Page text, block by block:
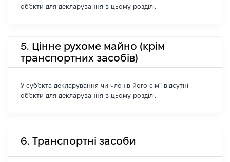
об'єкти для декларування в цьому розділі.
5. Цінне рухоме майно (крім
транспортних засобів)
У суб'єкта декларування чи членів його сім'ї відсутні
об'єкти для декларування в цьому розділі.
6. Транспортні засоби